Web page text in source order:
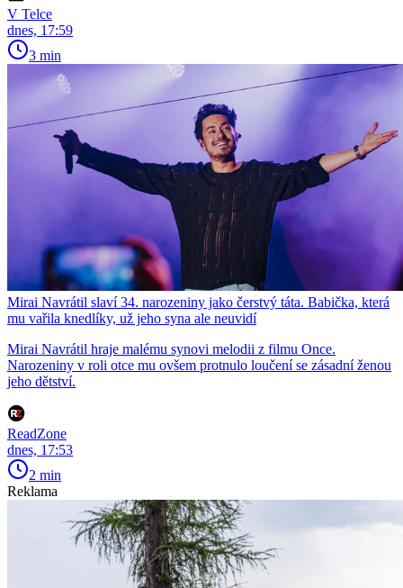
V Telce
dnes, 17:59
3 min
Mirai Navrátil slaví 34. narozeniny jako čerstvý táta. Babička, která
mu vařila knedlíky, už jeho syna ale neuvidí
Mirai Navrátil hraje malému synovi melodii z filmu Once.
Narozeniny v roli otce mu ovšem protnulo loučení se zásadní ženou
jeho dětství.
ReadZone
dnes, 17:53
2 min
Reklama